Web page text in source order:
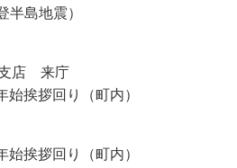
島地震）
店 来庁
挨拶回り（町内）
挨拶回り（町内）